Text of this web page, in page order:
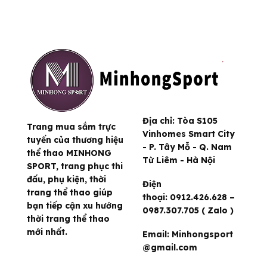
Trang mua sắm trực
tuyến của thương hiệu
thể thao MINHONG
SPORT, trang phục thi
đấu, phụ kiện, thời
trang thể thao giúp
bạn tiếp cận xu hướng
thời trang thể thao
mới nhất.
Địa chỉ: Tòa S105
Vinhomes Smart City
- P. Tây Mỗ - Q. Nam
Từ Liêm - Hà Nội
Điện
thoại: 0912.426.628 –
0987.307.705 ( Zalo )
Email: Minhongsport
@gmail.com